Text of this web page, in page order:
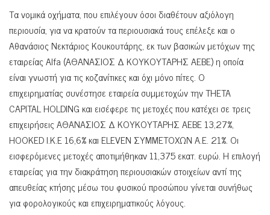
Τα νομικά οχήματα, που επιλέγουν όσοι διαθέτουν αξιόλογη
περιουσία, για να κρατούν τα περιουσιακά τους επέλεξε και ο
Αθανάσιος Νεκτάριος Κουκουτάρης, εκ των βασικών μετόχων της
εταιρείας Alfa (ΑΘΑΝΑΣΙΟΣ Δ ΚΟΥΚΟΥΤΑΡΗΣ ΑΕΒΕ) η οποία
είναι γνωστή για τις κοζανίτικες και όχι μόνο πίτες. Ο
επιχειρηματίας συνέστησε εταιρεία συμμετοχών την THETA
CAPITAL HOLDING και εισέφερε τις μετοχές που κατέχει σε τρεις
επιχειρήσεις ΑΘΑΝΑΣΙΟΣ Δ ΚΟΥΚΟΥΤΑΡΗΣ ΑΕΒΕ 13,27%,
HOOKED Ι.Κ.Ε 16,6% και ELEVEN ΣΥΜΜΕΤΟΧΩΝ A.E. 21%. Οι
εισφερόμενες μετοχές αποτιμήθηκαν 11,375 εκατ. ευρώ. Η επιλογή
εταιρείας για την διακράτηση περιουσιακών στοιχείων αντί της
απευθείας κτήσης μέσω του φυσικού προσώπου γίνεται συνήθως
για φορολογικούς και επιχειρηματικούς λόγους.